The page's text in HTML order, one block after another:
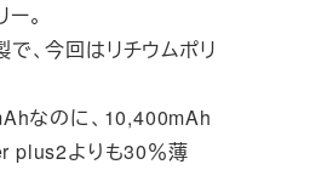
。
、今回はリチウムポリ
なのに、10,400mAh
plus2よりも30％薄